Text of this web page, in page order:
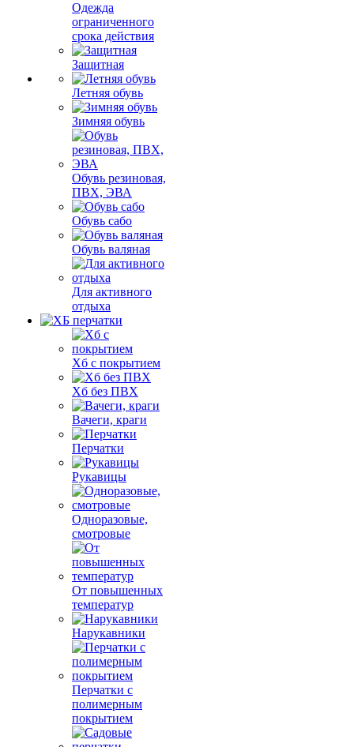
Одежда
ограниченного
срока действия
Защитная
Летняя обувь
Зимняя обувь
Обувь резиновая,
ПВХ, ЭВА
Обувь сабо
Обувь валяная
Для активного
отдыха
Хб с покрытием
Хб без ПВХ
Вачеги, краги
Перчатки
Рукавицы
Одноразовые,
смотровые
От повышенных
температур
Нарукавники
Перчатки с
полимерным
покрытием